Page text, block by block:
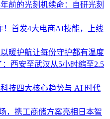
前的光刻机续命：自研光刻
首发4大电商AI技能，上线
暖护航让每份守护都有温度
西安至武汉从5小时缩至2.5
技四大核心趋势与 AI 时代
，携工商储方案亮相日本智